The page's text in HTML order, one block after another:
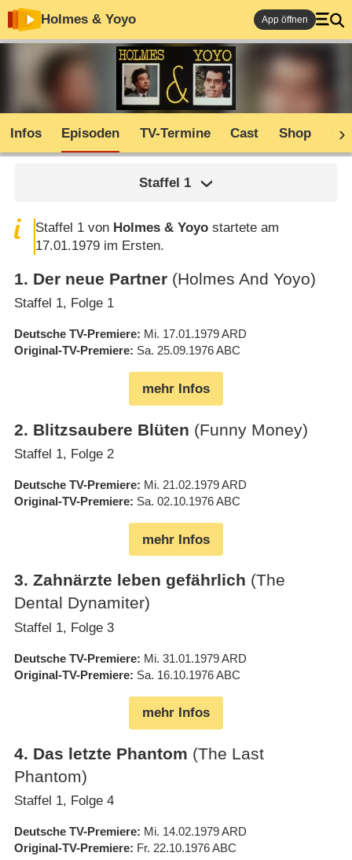
Holmes & Yoyo App öffnen
Infos Episoden TV-Termine Cast Shop
Staffel 1
Staffel 1 von Holmes & Yoyo startete am
17.01.1979 im Ersten.
1. Der neue Partner (Holmes And Yoyo)
Staffel 1, Folge 1
Deutsche TV-Premiere Mi. 17.01.1979ARD
Original-TV-Premiere Sa. 25.09.1976ABC
mehr Infos
2. Blitzsaubere Blüten (Funny Money)
Staffel 1, Folge 2
Deutsche TV-Premiere Mi. 21.02.1979ARD
Original-TV-Premiere Sa. 02.10.1976ABC
mehr Infos
3. Zahnärzte leben gefährlich (The
Dental Dynamiter)
Staffel 1, Folge 3
Deutsche TV-Premiere Mi. 31.01.1979ARD
Original-TV-Premiere Sa. 16.10.1976ABC
mehr Infos
4. Das letzte Phantom (The Last
Phantom)
Staffel 1, Folge 4
Deutsche TV-Premiere Mi. 14.02.1979ARD
Original-TV-Premiere Fr. 22.10.1976ABC